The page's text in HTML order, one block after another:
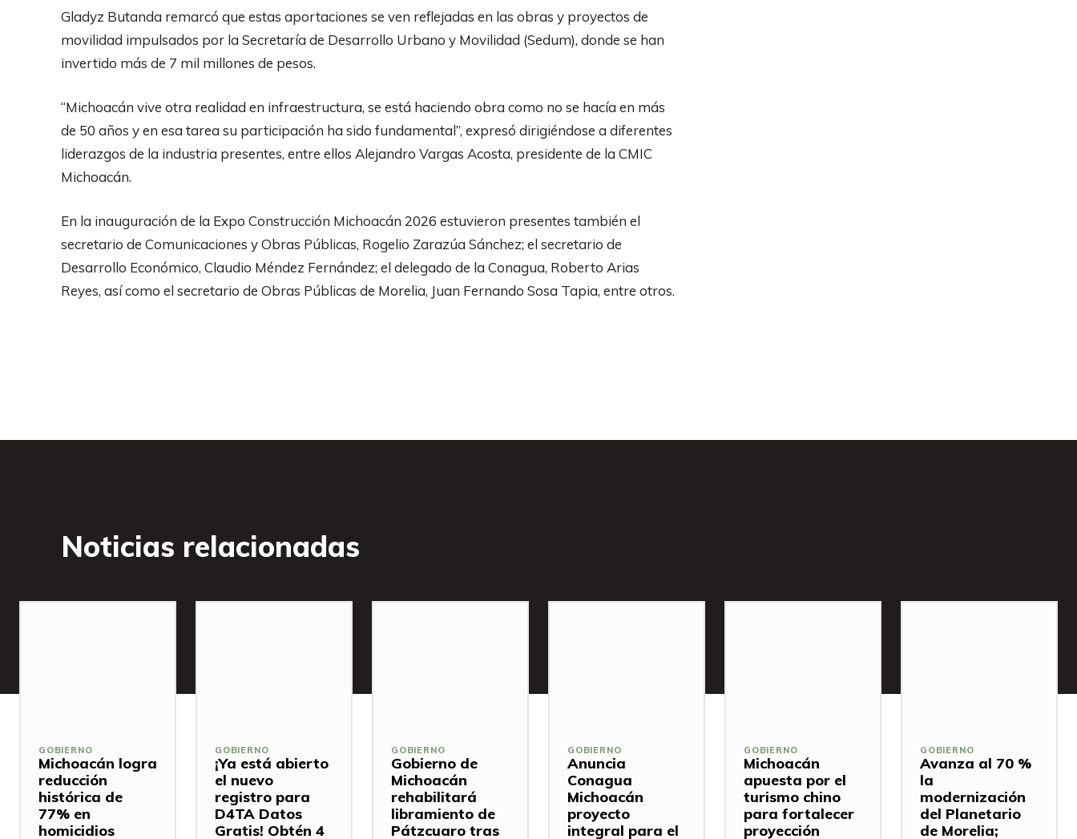
Gladyz Butanda remarcó que estas aportaciones se ven reflejadas en las obras y proyectos de
movilidad impulsados por la Secretaría de Desarrollo Urbano y Movilidad (Sedum), donde se han
invertido más de 7 mil millones de pesos.
“Michoacán vive otra realidad en infraestructura, se está haciendo obra como no se hacía en más
de 50 años y en esa tarea su participación ha sido fundamental”, expresó dirigiéndose a diferentes
liderazgos de la industria presentes, entre ellos Alejandro Vargas Acosta, presidente de la CMIC
Michoacán.
En la inauguración de la Expo Construcción Michoacán 2026 estuvieron presentes también el
secretario de Comunicaciones y Obras Públicas, Rogelio Zarazúa Sánchez; el secretario de
Desarrollo Económico, Claudio Méndez Fernández; el delegado de la Conagua, Roberto Arias
Reyes, así como el secretario de Obras Públicas de Morelia, Juan Fernando Sosa Tapia, entre otros.
Noticias relacionadas
GOBIERNO
Michoacán logra
reducción
histórica de
77% en
homicidios
GOBIERNO
¡Ya está abierto
el nuevo
registro para
D4TA Datos
Gratis! Obtén 4
GOBIERNO
Gobierno de
Michoacán
rehabilitará
libramiento de
Pátzcuaro tras
GOBIERNO
Anuncia
Conagua
Michoacán
proyecto
integral para el
GOBIERNO
Michoacán
apuesta por el
turismo chino
para fortalecer
proyección
GOBIERNO
Avanza al 70 %
la
modernización
del Planetario
de Morelia;